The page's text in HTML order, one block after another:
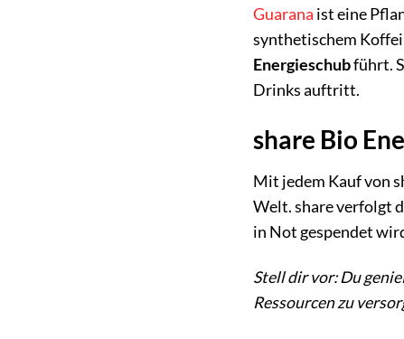
Guarana ist eine
synthetischem
Energieschubführt.
Drinks auftritt.
share Bio
Mit jedem Kauf von
Welt. share verfolgt
in Not gespendet
Stell dir vor: Du
Ressourcen zu